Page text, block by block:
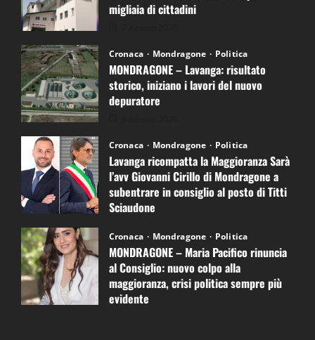
migliaia di cittadini
Cronaca Mondragone Politica
MONDRAGONE – Lavanga: risultato
storico, iniziano i lavori del nuovo
depuratore
Cronaca Mondragone Politica
Lavanga ricompatta la Maggioranza Sarà
l’avv Giovanni Cirillo di Mondragone a
subentrare in consiglio al posto di Titti
Sciaudone
Cronaca
Mondragone Politica
MONDRAGONE – Maria Pacifico rinuncia
al Consiglio: nuovo colpo alla
maggioranza, crisi politica sempre più
evidente